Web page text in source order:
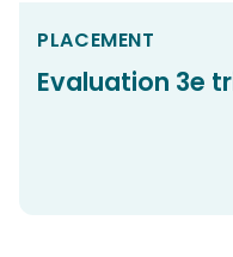
PLACEMENT
Evaluation 3e